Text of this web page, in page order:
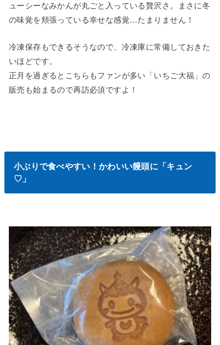
ューシーなみかんが丸ごと入っている贅沢さ。まさに冬
の味覚を頬張っている幸せな感覚…たまりません！
冷凍保存もできるそうなので、冷凍庫に常備しておきた
いほどです。
正月を過ぎるとこちらもファンが多い「いちご大福」の
販売も始まるので再訪必須ですよ！
小ぶりで食べやすい！かわいい饅頭に「キュン
♡」